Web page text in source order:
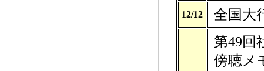
12/12 全国大
第49回
傍聴メ